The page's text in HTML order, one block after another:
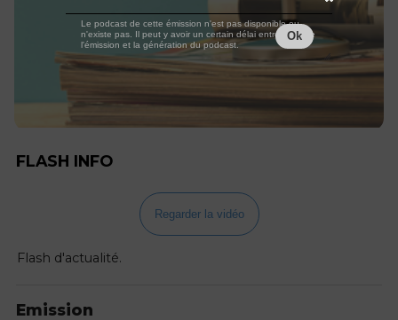
FLASH INFO
Regarder la vidéo
Flash d'actualité.
Emission
Le podcast de cette émission n'est pas disponible ou
n'existe pas. Il peut y avoir un certain délai entre la fin de
l'émission et la génération du podcast.
Ok